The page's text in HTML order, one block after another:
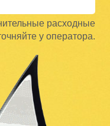
расходные
у оператора.